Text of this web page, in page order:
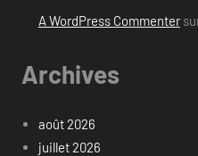
A WordPress Commenter
Archives
août 2026
juillet 2026